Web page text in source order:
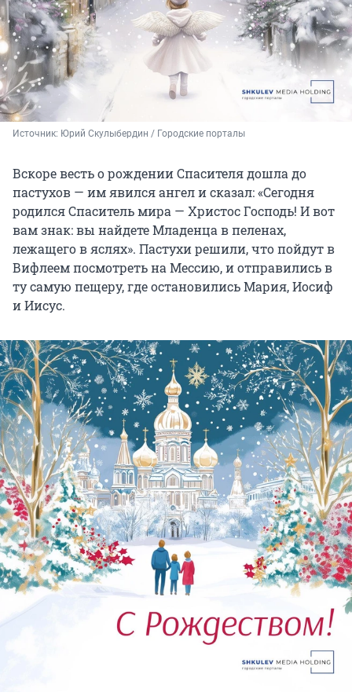
Источник: Юрий Скулыбердин / Городские порталы
Вскоре весть о рождении Спасителя дошла до
пастухов — им явился ангел и сказал: «Сегодня
родился Спаситель мира — Христос Господь! И вот
вам знак: вы найдете Младенца в пеленах,
лежащего в яслях». Пастухи решили, что пойдут в
Вифлеем посмотреть на Мессию, и отправились в
ту самую пещеру, где остановились Мария, Иосиф
и Иисус.